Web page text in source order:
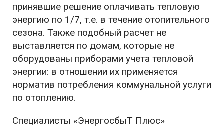
принявшие решение оплачивать тепловую
энергию по 1/7, т.е. в течение отопительного
сезона. Также подобный расчет не
выставляется по домам, которые не
оборудованы приборами учета тепловой
энергии: в отношении их применяется
норматив потребления коммунальной услуги
по отоплению.
Специалисты «ЭнергосбыТ Плюс»